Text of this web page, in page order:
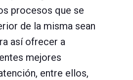
procesos que se
de la misma sean
así ofrecer a
mejores
entre ellos,